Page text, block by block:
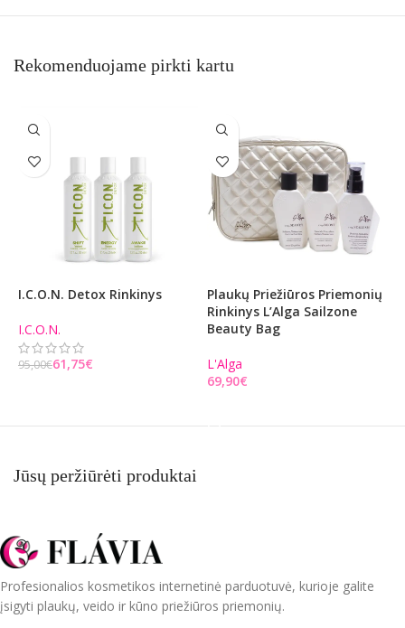
Rekomenduojame pirkti kartu
I.C.O.N. Detox Rinkinys
I.C.O.N.
95,00€61,75€
Plaukų Priežiūros Priemonių
Rinkinys L’Alga Sailzone
Beauty Bag
L'Alga
€
Jūsų peržiūrėti produktai
Profesionalios kosmetikos internetinė parduotuvė, kurioje galite
įsigyti plaukų, veido ir kūno priežiūros priemonių.